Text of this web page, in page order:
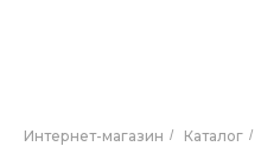
Интернет-магазин / Каталог /